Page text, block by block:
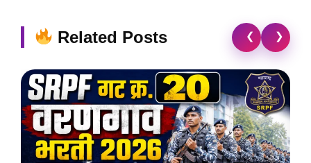
Related Posts ❮ ❯